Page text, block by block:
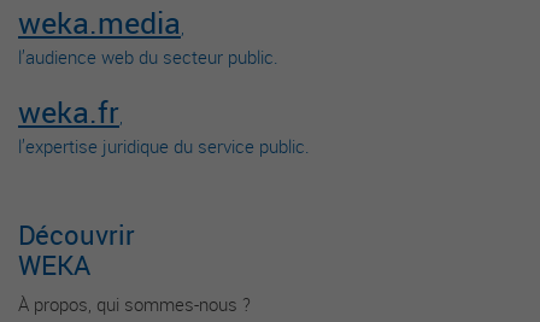
weka.media,
l’audience web du secteur public.
weka.fr,
l’expertise juridique du service public.
Découvrir
WEKA
À propos, qui sommes-nous ?